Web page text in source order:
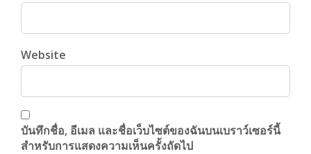
Website
บันทึกชื่อ, อีเมล และชื่อเว็บไซต์ของฉันบนเบราว์เซอร์นี้
สำหรับการแสดงความเห็นครั้งถัดไป